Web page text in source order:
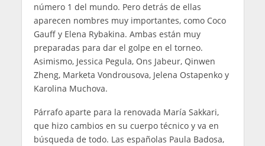
número 1 del mundo. Pero detrás de ellas
aparecen nombres muy importantes, como Coco
Gauff y Elena Rybakina. Ambas están muy
preparadas para dar el golpe en el torneo.
Asimismo, Jessica Pegula, Ons Jabeur, Qinwen
Zheng, Marketa Vondrousova, Jelena Ostapenko y
Karolina Muchova.
Párrafo aparte para la renovada María Sakkari,
que hizo cambios en su cuerpo técnico y va en
búsqueda de todo. Las españolas Paula Badosa,